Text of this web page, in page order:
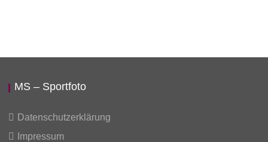
MS – Sportfoto
Datenschutzerklärung
Impressum